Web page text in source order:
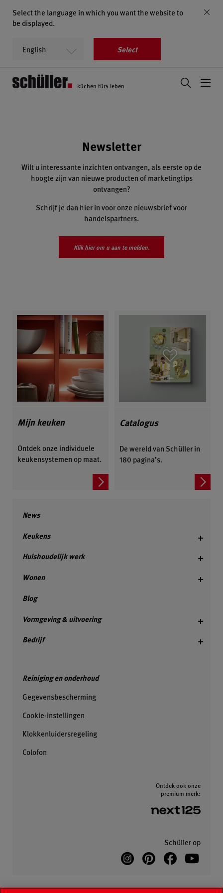
Select the language in which you want the website to
be displayed.
Select
küchen fürs leben
Newsletter
Wilt u interessante inzichten ontvangen, als eerste op de
hoogte zijn van nieuwe producten of marketingtips
ontvangen?
Schrijf je dan hier in voor onze nieuwsbrief voor
handelspartners.
Klik hier om u aan te melden.
Mijn keuken
Ontdek onze individuele
keukensystemen op maat.
Catalogus
De wereld van Schüller in
180 pagina’s.
News
Keukens
Huishoudelijk werk
Wonen
Blog
Vormgeving & uitvoering
Bedrijf
Reiniging en onderhoud
Gegevensbescherming
Cookie-instellingen
Klokkenluidersregeling
Colofon
Ontdek ook onze
premium merk:
Schüller op